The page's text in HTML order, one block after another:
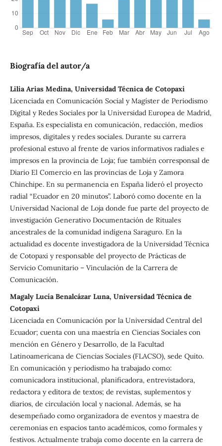
Biografía del autor/a
Lilia Arias Medina, Universidad Técnica de Cotopaxi
Licenciada en Comunicación Social y Magíster de Periodismo
Digital y Redes Sociales por la Universidad Europea de Madrid,
España. Es especialista en comunicación, redacción, medios
impresos, digitales y redes sociales. Durante su carrera
profesional estuvo al frente de varios informativos radiales e
impresos en la provincia de Loja; fue también corresponsal de
Diario El Comercio en las provincias de Loja y Zamora
Chinchipe. En su permanencia en España lideró el proyecto
radial “Ecuador en 20 minutos”. Laboró como docente en la
Universidad Nacional de Loja donde fue parte del proyecto de
investigación Generativo Documentación de Rituales
ancestrales de la comunidad indígena Saraguro. En la
actualidad es docente investigadora de la Universidad Técnica
de Cotopaxi y responsable del proyecto de Prácticas de
Servicio Comunitario – Vinculación de la Carrera de
Comunicación.
Magaly Lucía Benalcázar Luna, Universidad Técnica de
Cotopaxi
Licenciada en Comunicación por la Universidad Central del
Ecuador; cuenta con una maestría en Ciencias Sociales con
mención en Género y Desarrollo, de la Facultad
Latinoamericana de Ciencias Sociales (FLACSO), sede Quito.
En comunicación y periodismo ha trabajado como:
comunicadora institucional, planificadora, entrevistadora,
redactora y editora de textos; de revistas, suplementos y
diarios, de circulación local y nacional. Además, se ha
desempeñado como organizadora de eventos y maestra de
ceremonias en espacios tanto académicos, como formales y
festivos. Actualmente trabaja como docente en la carrera de